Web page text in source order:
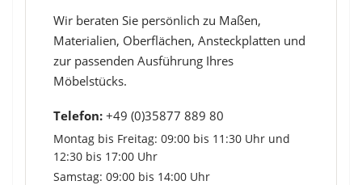
Wir beraten Sie persönlich zu Maßen,
Materialien, Oberflächen, Ansteckplatten und
zur passenden Ausführung Ihres
Möbelstücks.
Telefon: +49 (0)35877 889 80
Montag bis Freitag: 09:00 bis 11:30 Uhr und
12:30 bis 17:00 Uhr
Samstag: 09:00 bis 14:00 Uhr